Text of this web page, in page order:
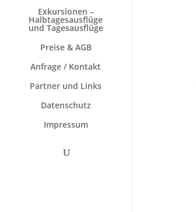
Exkursionen –
Halbtagesausflüge
und Tagesausflüge
Preise & AGB
Anfrage / Kontakt
Partner und Links
Datenschutz
Impressum